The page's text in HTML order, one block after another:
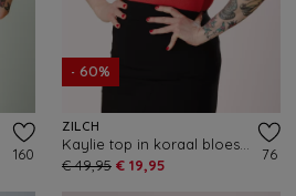
160
- 60%
ZILCH
€ 49,95 € 19,95
76